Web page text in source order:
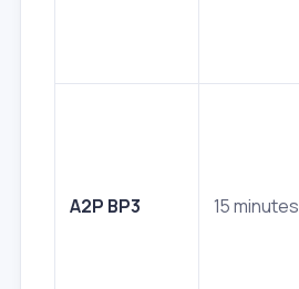
A2P BP3 15 minutes